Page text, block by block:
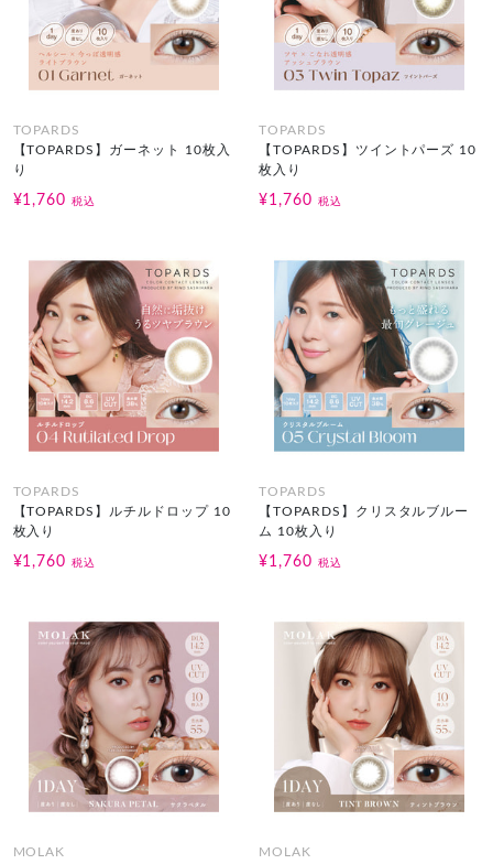
TOPARDS
【TOPARDS】ガーネット 10枚入
り
¥1,760税込
TOPARDS
【TOPARDS】ツイントパーズ 10
枚入り
¥1,760 税込
TOPARDS
【TOPARDS】ルチルドロップ 10
枚入り
¥1,760税込
TOPARDS
【TOPARDS】クリスタルブルー
ム 10枚入り
¥1,760 税込
MOLAK
MOLAK